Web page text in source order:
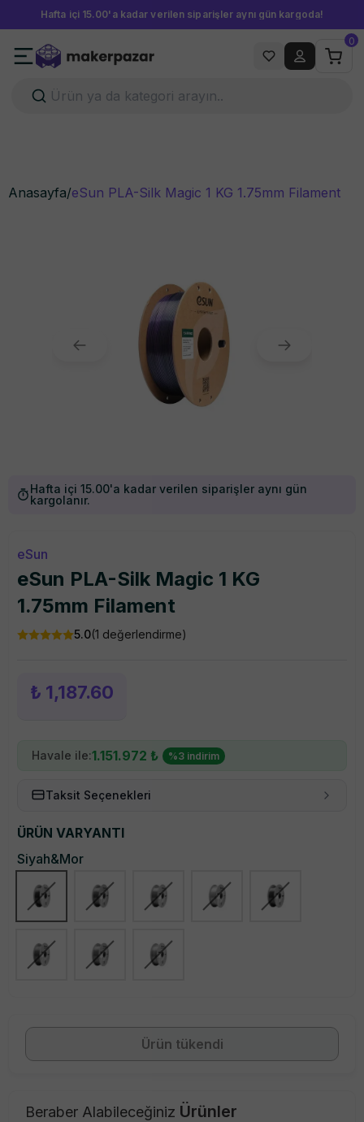
Hafta içi 15.00'a kadar verilen siparişler aynı gün kargoda!
0
Anasayfa/eSun PLA-Silk Magic 1 KG 1.75mm Filament
Hafta içi 15.00'a kadar verilen siparişler aynı gün
kargolanır.
eSun
eSun PLA-Silk Magic 1 KG
1.75mm Filament
5.0(1 değerlendirme)
₺ 1,187.60
Havale ile:1.151.972 ₺ %3 indirim
Taksit Seçenekleri
ÜRÜN VARYANTI
Siyah&Mor
Ürün tükendi
Beraber Alabileceğiniz Ürünler